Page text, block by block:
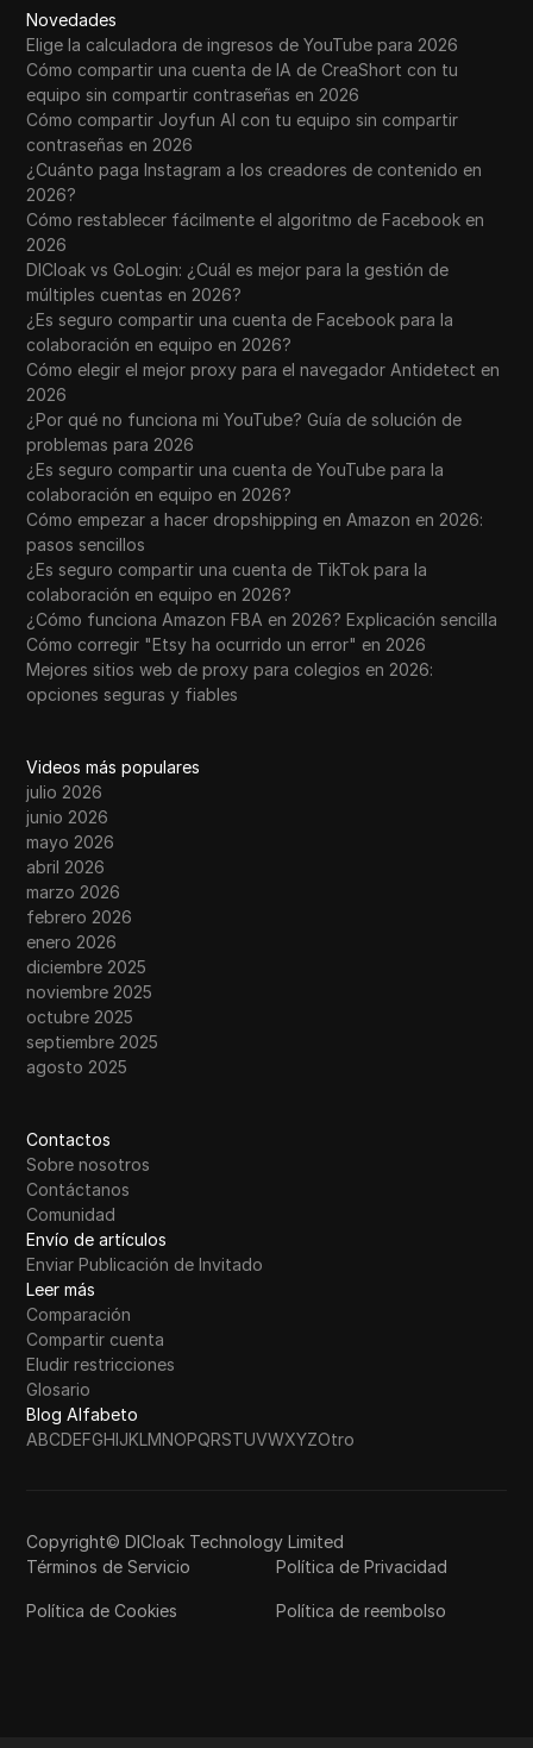
Novedades
Elige la calculadora de ingresos de YouTube para 2026
Cómo compartir una cuenta de IA de CreaShort con tu
equipo sin compartir contraseñas en 2026
Cómo compartir Joyfun AI con tu equipo sin compartir
contraseñas en 2026
¿Cuánto paga Instagram a los creadores de contenido en
2026?
Cómo restablecer fácilmente el algoritmo de Facebook en
2026
DICloak vs GoLogin: ¿Cuál es mejor para la gestión de
múltiples cuentas en 2026?
¿Es seguro compartir una cuenta de Facebook para la
colaboración en equipo en 2026?
Cómo elegir el mejor proxy para el navegador Antidetect en
2026
¿Por qué no funciona mi YouTube? Guía de solución de
problemas para 2026
¿Es seguro compartir una cuenta de YouTube para la
colaboración en equipo en 2026?
Cómo empezar a hacer dropshipping en Amazon en 2026:
pasos sencillos
¿Es seguro compartir una cuenta de TikTok para la
colaboración en equipo en 2026?
¿Cómo funciona Amazon FBA en 2026? Explicación sencilla
Cómo corregir "Etsy ha ocurrido un error" en 2026
Mejores sitios web de proxy para colegios en 2026:
opciones seguras y fiables
Videos más populares
julio 2026
junio 2026
mayo 2026
abril 2026
marzo 2026
febrero 2026
enero 2026
diciembre 2025
noviembre 2025
octubre 2025
septiembre 2025
agosto 2025
Contactos
Sobre nosotros
Contáctanos
Comunidad
Envío de artículos
Enviar Publicación de Invitado
Leer más
Comparación
Compartir cuenta
Eludir restricciones
Glosario
Blog Alfabeto
ABCDEFGHIJKLMNOPQRSTUVWXYZOtro
Copyright© DICloak Technology Limited
Términos de Servicio
Política de Privacidad
Política de Cookies Política de reembolso